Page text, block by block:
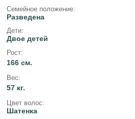
Семейное положение:
Разведена
Дети:
Двое детей
Рост:
166 см.
Вес:
57 кг.
Цвет волос:
Шатенка